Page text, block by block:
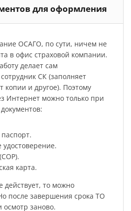
для оформления
ОСАГО, по сути, ничем не
в офис страховой компании.
делает сам
СК (заполняет
копии и другое). Поэтому
Интернет можно только при
удостоверение.
карта.
действует, то можно
после завершения срока ТО
осмотр заново.